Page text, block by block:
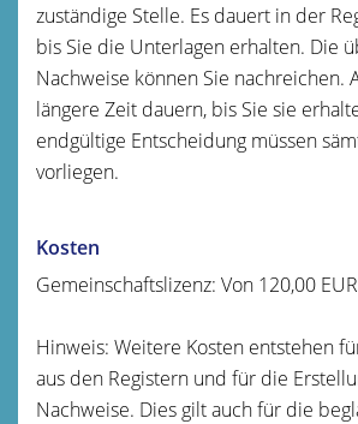
zuständige Stelle. Es dauert in der
bis Sie die Unterlagen erhalten. Die
Nachweise können Sie nachreichen.
längere Zeit dauern, bis Sie sie
endgültige Entscheidung müssen
vorliegen.
Kosten
Gemeinschaftslizenz: Von 120,00
Hinweis: Weitere Kosten entstehen
aus den Registern und für die
Nachweise. Dies gilt auch für die